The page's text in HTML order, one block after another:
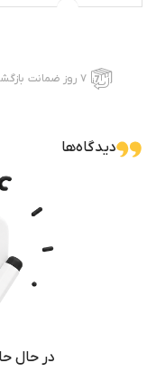
۷ روز ضمانت بازگشت کالا
دیدگاه‌ها
در حال